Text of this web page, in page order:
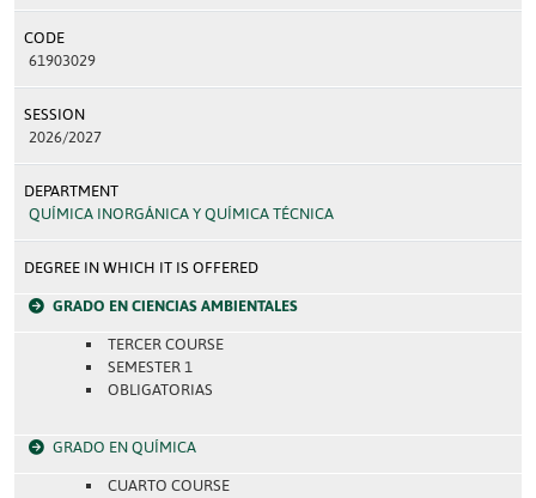
CODE
61903029
SESSION
2026/2027
DEPARTMENT
QUÍMICA INORGÁNICA Y QUÍMICA TÉCNICA
DEGREE IN WHICH IT IS OFFERED
GRADO EN CIENCIAS AMBIENTALES
TERCER COURSE
SEMESTER 1
OBLIGATORIAS
GRADO EN QUÍMICA
CUARTO COURSE